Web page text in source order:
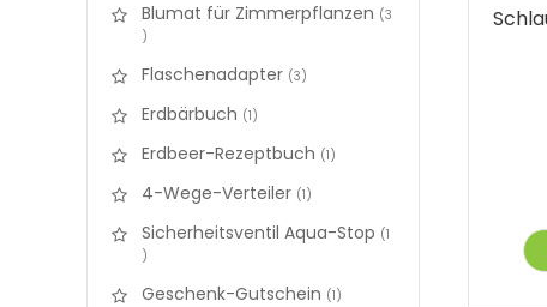
Blumat für Zimmerpflanzen
3
items
Flaschenadapter 3items
Erdbärbuch 1items
Erdbeer-Rezeptbuch 1items
4-Wege-Verteiler 1items
Sicherheitsventil Aqua-Stop
1
items
Geschenk-Gutschein 1items